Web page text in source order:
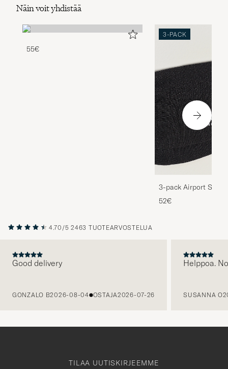
Näin voit yhdistää
55€
3-PACK
3-pack Airport
Melange
52€
4.70/5 2463 TUOTEARVOSTELUA
Good delivery
GONZALO B2026-08-04 OSTAJA2026-07-26
Helppoa.
SUSANNA O
TILAA UUTISKIRJEEMME